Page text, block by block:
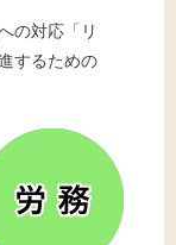
の対応「リ
するための